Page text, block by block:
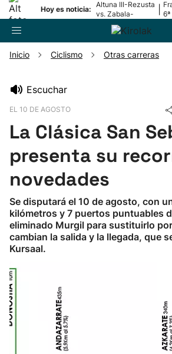
Hoy es noticia:
Altuna III-Rezusta
vs. Zabala-
Zabaleta
6ª
Pelota
Remo
Baloncesto
Ciclismo
Herri-kirolak
Balonmano
Kirolak 360
Inicio Ciclismo Otras carreras
Escuchar
EL 10 DE AGOSTO
La Clásica San
presenta su
novedades
Se disputará el 10 de agosto, con
kilómetros y 7 puertos puntuables
eliminado Murgil para sustituirlo
cambian la salida y la llegada, que
Kursaal.